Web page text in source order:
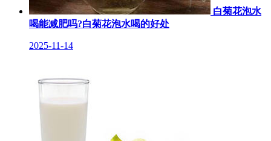
白菊花泡水
喝能减肥吗?白菊花泡水喝的好处
2025-11-14